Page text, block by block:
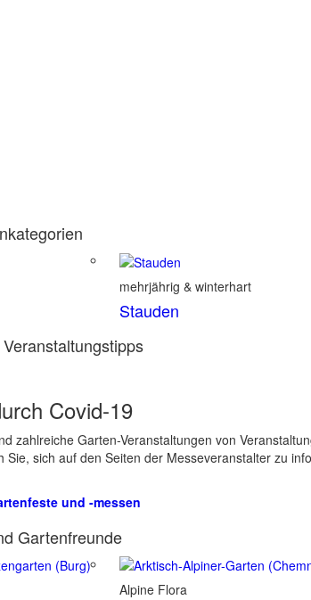
mehrjährig & winterhart
Stauden
Covid-19
zahlreiche Garten-Veranstaltungen von
sich auf den Seiten der Messeveranstalter zu
und -messen
Gartenfreunde
Alpine Flora